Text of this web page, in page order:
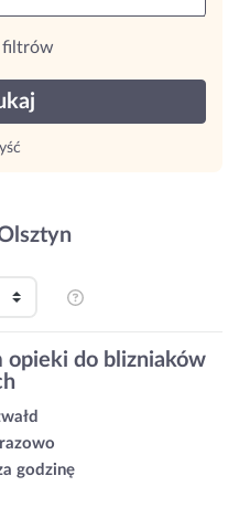
filtrów
opieki do blizniaków
godzinę